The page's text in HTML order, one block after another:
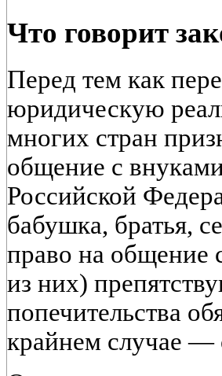
Что говорит
Перед тем как
юридическую
многих стран
общение с
Российской
бабушка, братья,
право на общение
из них)
попечительства
крайнем случае —